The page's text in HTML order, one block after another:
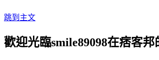
跳到主文
歡迎光臨smile89098在痞客邦